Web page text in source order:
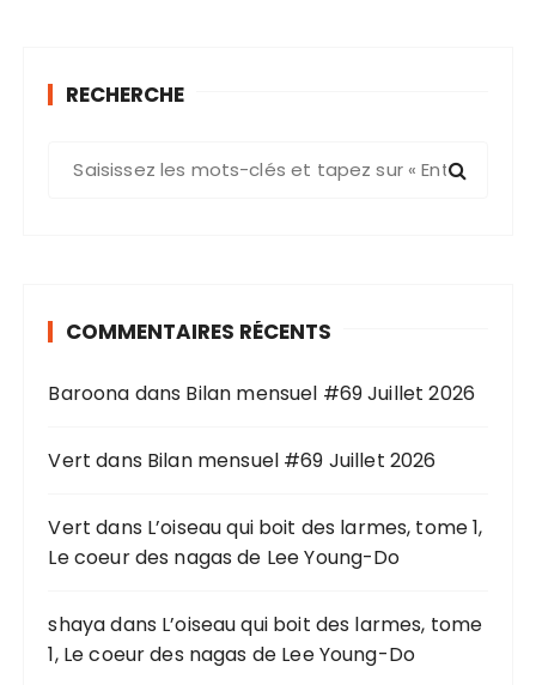
RECHERCHE
e
o
r
COMMENTAIRES RÉCENTS
Baroona dans Bilan mensuel #69 Juillet 2026
Vert dans Bilan mensuel #69 Juillet 2026
Vert dans L’oiseau qui boit des larmes, tome 1,
Le coeur des nagas de Lee Young-Do
shayadans L’oiseau qui boit des larmes, tome
1, Le coeur des nagas de Lee Young-Do